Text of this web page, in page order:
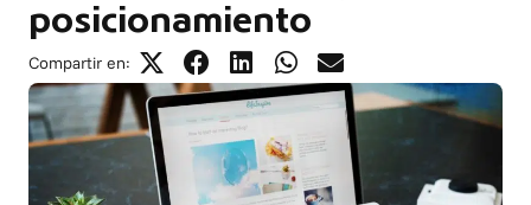
posicionamiento
Compartir en: